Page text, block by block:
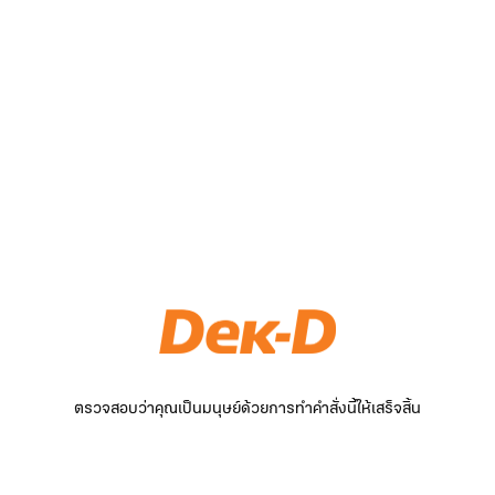
ตรวจสอบว่าคุณเป็นมนุษย์ด้วยการทำคำสั่งนี้ให้เสร็จสิ้น